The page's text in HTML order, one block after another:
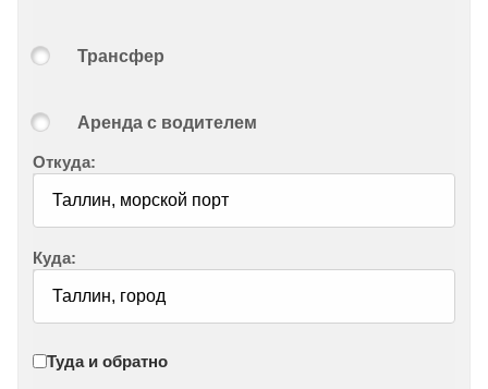
Трансфер
Аренда с водителем
Откуда:
Куда:
Туда и обратно